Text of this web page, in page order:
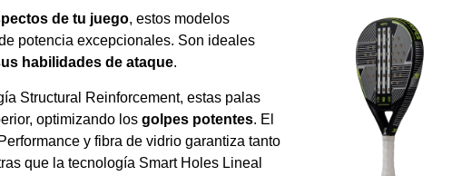
de tu juego, estos modelos
potencia excepcionales. Son ideales
habilidades de ataque.
Structural Reinforcement, estas palas
optimizando los golpes potentes. El
y fibra de vidrio garantiza tanto
que la tecnología Smart Holes Lineal